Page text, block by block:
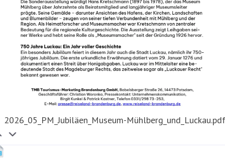
2026_05_PM_Jubiläen_Museum-